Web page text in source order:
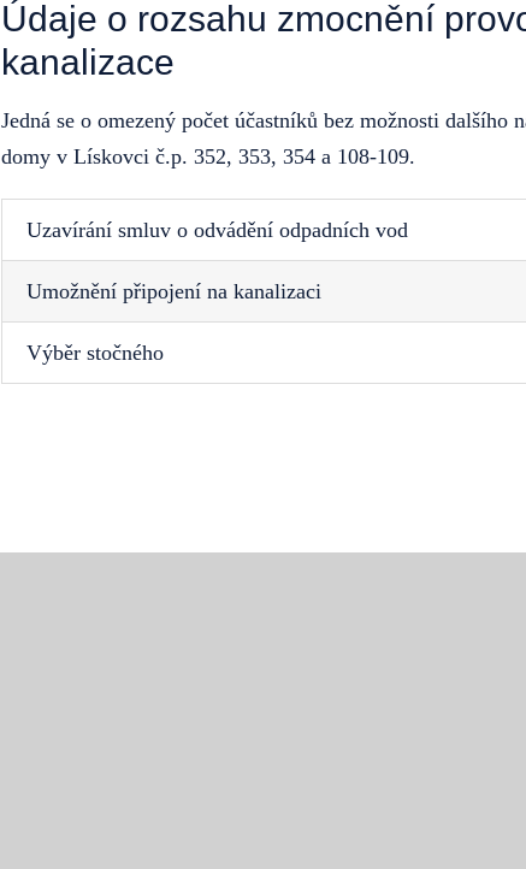
Údaje o rozsahu zmocnění
kanalizace
Jedná se o omezený počet účastníků bez možnosti
domy v Lískovci č.p. 352, 353, 354 a 108-109.
Uzavírání smluv o odvádění odpadních vod
Umožnění připojení na kanalizaci
Výběr stočného